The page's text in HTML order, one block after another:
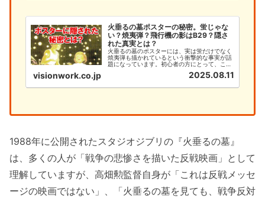
火垂るの墓ポスターの秘密。蛍じゃな
い？焼夷弾？飛行機の影はB29？隠さ
れた真実とは？
火垂るの墓のポスターには、実は蛍だけでなく
焼夷弾も描かれているという衝撃的な事実が話
題になっています。初心者の方にとって、この
深い意味を理解することは、作品への理解を大
きく深める重要なポイントです。本記事では、
と、初心者が知るべき基本情報...
visionwork.co.jp 2025.08.11
1988年に公開されたスタジオジブリの『火垂るの墓』
は、多くの人が「戦争の悲惨さを描いた反戦映画」として
理解していますが、高畑勲監督自身が「これは反戦メッセ
ージの映画ではない」、「火垂るの墓を見ても、戦争反対